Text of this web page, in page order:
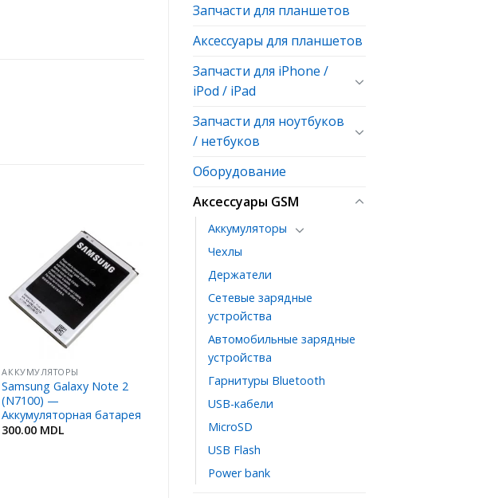
Запчасти для планшетов
Аксессуары для планшетов
Запчасти для iPhone /
iPod / iPad
Запчасти для ноутбуков
/ нетбуков
Оборудование
Аксессуары GSM
Аккумуляторы
Чехлы
Держатели
Сетевые зарядные
устройства
Автомобильные зарядные
устройства
Гарнитуры Bluetooth
USB-кабели
MicroSD
USB Flash
Power bank
Добавить
в
Избранное
АККУМУЛЯТОРЫ
Samsung Galaxy Note 2
(N7100) —
Аккумуляторная батарея
300.00 MDL